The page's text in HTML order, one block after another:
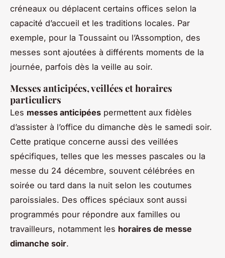
créneaux ou déplacent certains offices selon la
capacité d’accueil et les traditions locales. Par
exemple, pour la Toussaint ou l’Assomption, des
messes sont ajoutées à différents moments de la
journée, parfois dès la veille au soir.
Messes anticipées, veillées et horaires
particuliers
Les messes anticipées permettent aux fidèles
d’assister à l’office du dimanche dès le samedi soir.
Cette pratique concerne aussi des veillées
spécifiques, telles que les messes pascales ou la
messe du 24 décembre, souvent célébrées en
soirée ou tard dans la nuit selon les coutumes
paroissiales. Des offices spéciaux sont aussi
programmés pour répondre aux familles ou
travailleurs, notamment les horaires de messe
dimanche soir.